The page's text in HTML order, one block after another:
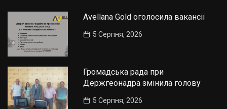
Avellana Gold оголосила вакансії
5 Серпня, 2026
Громадська рада при
Держгеонадра змінила голову
5 Серпня, 2026